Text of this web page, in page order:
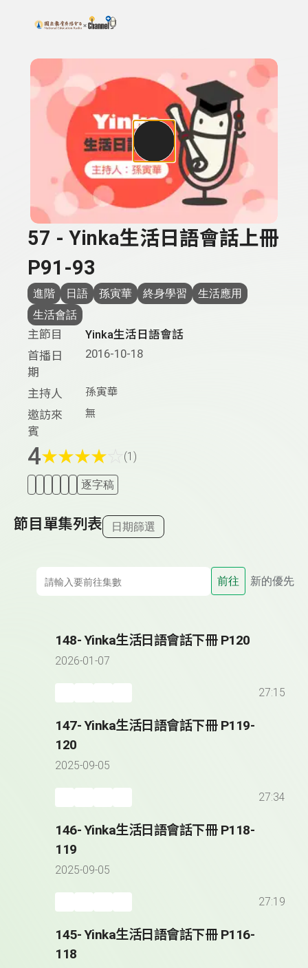
上方功能區塊
搜尋關鍵字：可輸入節目名稱、主持人或關鍵字
57 - Yinka生活日語會話上冊
P91-93
進階 日語 孫寅華 終身學習
生活應用
生活會話
主節目
Yinka生活日語會話
首播日
期
2016-10-18
主持人 孫寅華
邀訪來
賓
無
4★★★★ (1)
逐字稿
節目單集列表 日期篩選
前往 新的優先
148- Yinka生活日語會話下冊 P120
2026-01-07
27:15
147- Yinka生活日語會話下冊 P119-
120
2025-09-05
27:34
146- Yinka生活日語會話下冊 P118-
119
2025-09-05
27:19
145- Yinka生活日語會話下冊 P116-
118